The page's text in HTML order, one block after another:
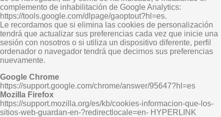
complemento de inhabilitación de Google Analytics:
https://tools.google.com/dlpage/gaoptout?hl=es.
Le recordamos que si elimina las cookies de personalización
tendrá que actualizar sus preferencias cada vez que inicie una
sesión con nosotros o si utiliza un dispositivo diferente, perfil
ordenador o navegador tendrá que decirnos sus preferencias
nuevamente.
Google Chrome
https://support.google.com/chrome/answer/95647?hl=es
Mozilla Firefox
https://support.mozilla.org/es/kb/cookies-informacion-que-los-
sitios-web-guardan-en-?redirectlocale=en- HYPERLINK